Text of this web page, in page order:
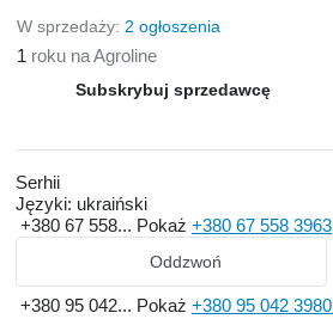
W sprzedaży: 2 ogłoszenia
1 roku na Agroline
Subskrybuj sprzedawcę
Serhii
Języki: ukraiński
+380 67 558... Pokaż +380 67 558 3963
Oddzwoń
+380 95 042... Pokaż +380 95 042 3980